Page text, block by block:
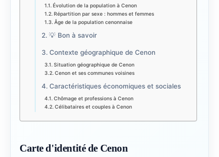
Évolution de la population à Cenon
Répartition par sexe : hommes et femmes
Âge de la population cenonnaise
💡 Bon à savoir
Contexte géographique de Cenon
Situation géographique de Cenon
Cenon et ses communes voisines
Caractéristiques économiques et sociales
Chômage et professions à Cenon
Célibataires et couples à Cenon
Carte d'identité de Cenon